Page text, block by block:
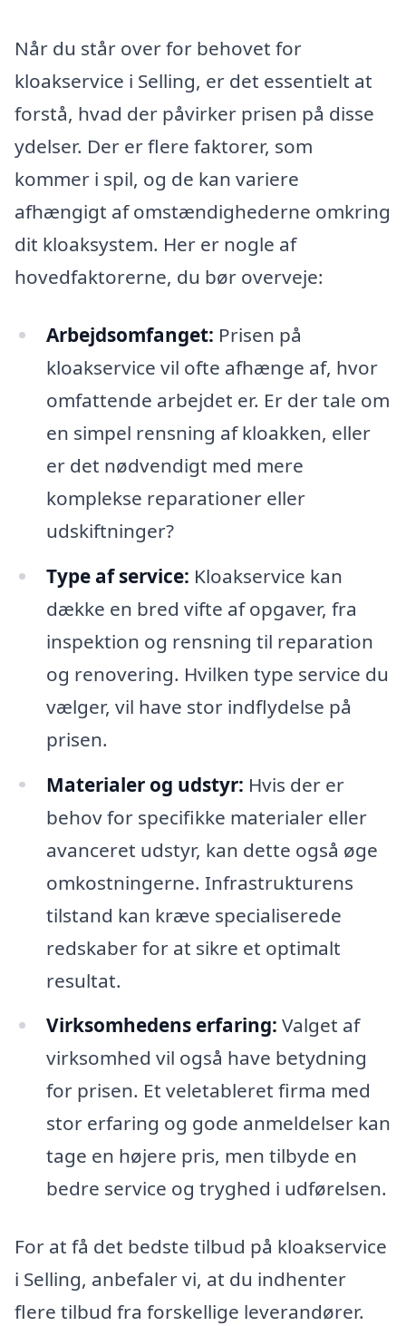
Når du står over for behovet for
kloakservice i Selling, er det essentielt at
forstå, hvad der påvirker prisen på disse
ydelser. Der er flere faktorer, som
kommer i spil, og de kan variere
afhængigt af omstændighederne omkring
dit kloaksystem. Her er nogle af
hovedfaktorerne, du bør overveje:
Arbejdsomfanget: Prisen på
kloakservice vil ofte afhænge af, hvor
omfattende arbejdet er. Er der tale om
en simpel rensning af kloakken, eller
er det nødvendigt med mere
komplekse reparationer eller
udskiftninger?
Type af service: Kloakservice kan
dække en bred vifte af opgaver, fra
inspektion og rensning til reparation
og renovering. Hvilken type service du
vælger, vil have stor indflydelse på
prisen.
Materialer og udstyr: Hvis der er
behov for specifikke materialer eller
avanceret udstyr, kan dette også øge
omkostningerne. Infrastrukturens
tilstand kan kræve specialiserede
redskaber for at sikre et optimalt
resultat.
Virksomhedens erfaring: Valget af
virksomhed vil også have betydning
for prisen. Et veletableret firma med
stor erfaring og gode anmeldelser kan
tage en højere pris, men tilbyde en
bedre service og tryghed i udførelsen.
For at få det bedste tilbud på kloakservice
i Selling, anbefaler vi, at du indhenter
flere tilbud fra forskellige leverandører.